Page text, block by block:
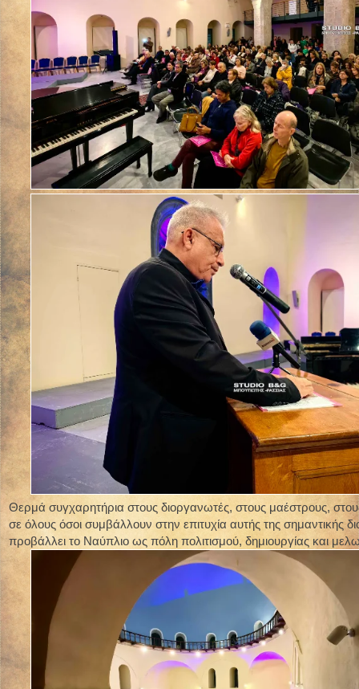
Θερμά συγχαρητήρια στους διοργανωτές, στους μαέστρους,
σε όλους όσοι συμβάλλουν στην επιτυχία αυτής της σημαντικής
προβάλλει το Ναύπλιο ως πόλη πολιτισμού, δημιουργίας και